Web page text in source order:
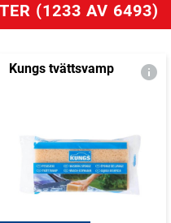
(1233 AV 6493)
Kungs tvättsvamp